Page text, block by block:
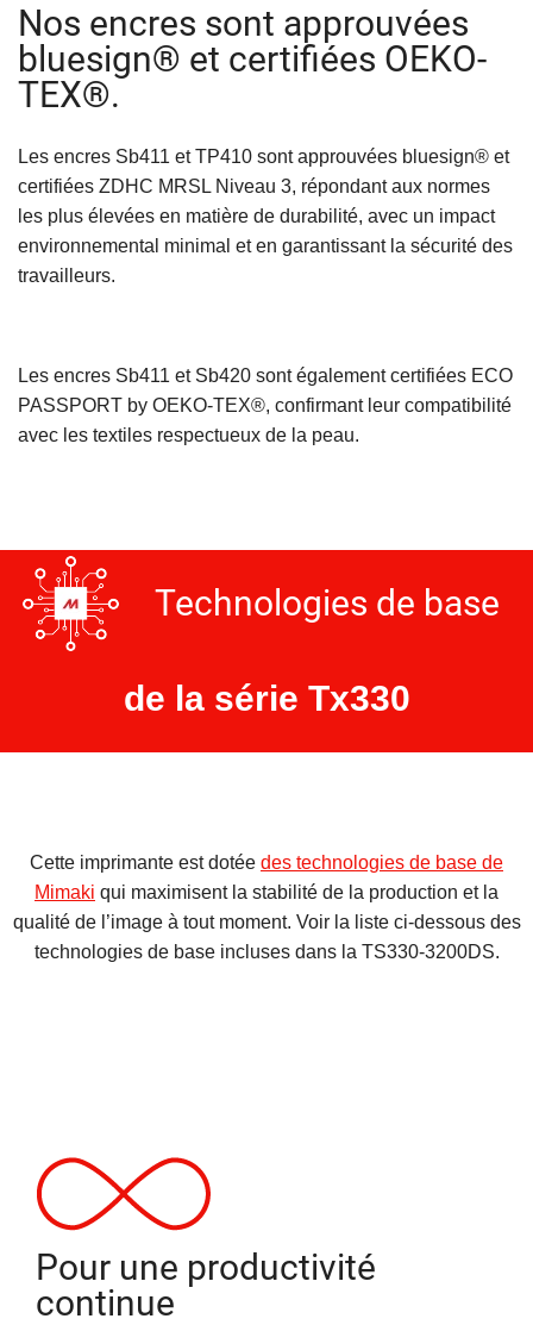
Nos encres sont approuvées
bluesign® et certifiées OEKO-
TEX®.
Les encres Sb411 et TP410 sont approuvées bluesign® et
certifiées ZDHC MRSL Niveau 3, répondant aux normes
les plus élevées en matière de durabilité, avec un impact
environnemental minimal et en garantissant la sécurité des
travailleurs.
Les encres Sb411 et Sb420 sont également certifiées ECO
PASSPORT by OEKO-TEX®, confirmant leur compatibilité
avec les textiles respectueux de la peau.
Technologies de base
de la série Tx330
Cette imprimante est dotée des technologies de base de
Mimaki qui maximisent la stabilité de la production et la
qualité de l’image à tout moment. Voir la liste ci-dessous des
technologies de base incluses dans la TS330-3200DS.
Pour une productivité
continue